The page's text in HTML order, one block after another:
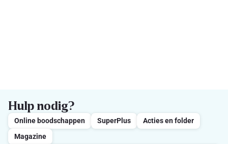
Hulp nodig?
Online boodschappen SuperPlus
Acties en folder
Magazine